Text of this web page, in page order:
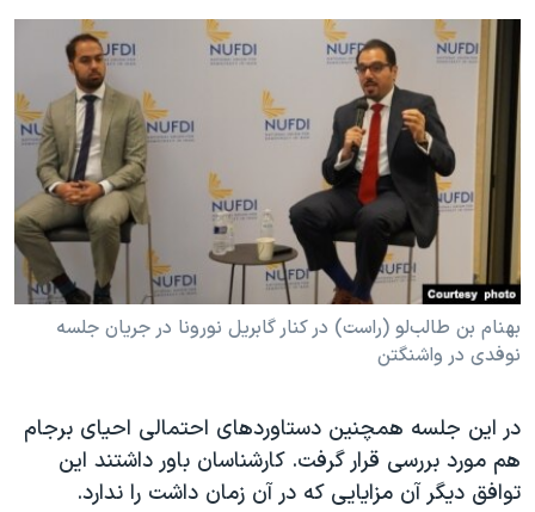
بهنام بن طالب‌لو (راست) در کنار گابریل نورونا در جریان جلسه
نوفدی در واشنگتن
در این جلسه همچنین دستاوردهای احتمالی احیای برجام
هم مورد بررسی قرار گرفت. کارشناسان باور داشتند این
توافق دیگر آن مزایایی که در آن زمان داشت را ندارد.